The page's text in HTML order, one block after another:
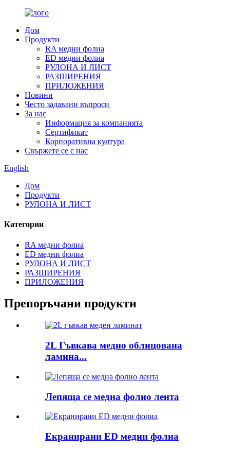
Дом
Продукти
RA медни фолиа
ED медни фолиа
РУЛОНА И ЛИСТ
РАЗШИРЕНИЯ
ПРИЛОЖЕНИЯ
Новини
Често задавани въпроси
За нас
Информация за компанията
Сертификат
Корпоративна култура
Свържете се с нас
English
Дом
Продукти
РУЛОНА И ЛИСТ
Категории
RA медни фолиа
ED медни фолиа
РУЛОНА И ЛИСТ
РАЗШИРЕНИЯ
ПРИЛОЖЕНИЯ
Препоръчани продукти
2L Гъвкава медно облицована
ламина...
Лепяща се медна фолио лента
Екранирани ED медни фолиа